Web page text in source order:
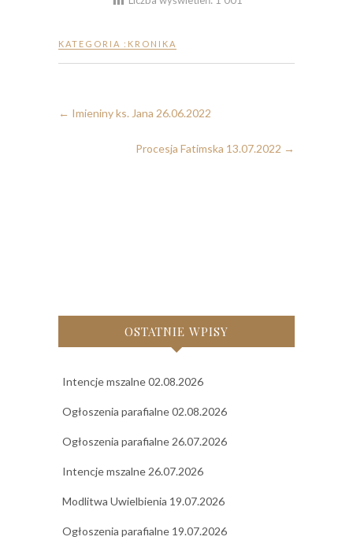
KATEGORIA : KRONIKA
← Imieniny ks. Jana 26.06.2022
Procesja Fatimska 13.07.2022 →
OSTATNIE WPISY
Intencje mszalne 02.08.2026
Ogłoszenia parafialne 02.08.2026
Ogłoszenia parafialne 26.07.2026
Intencje mszalne 26.07.2026
Modlitwa Uwielbienia 19.07.2026
Ogłoszenia parafialne 19.07.2026